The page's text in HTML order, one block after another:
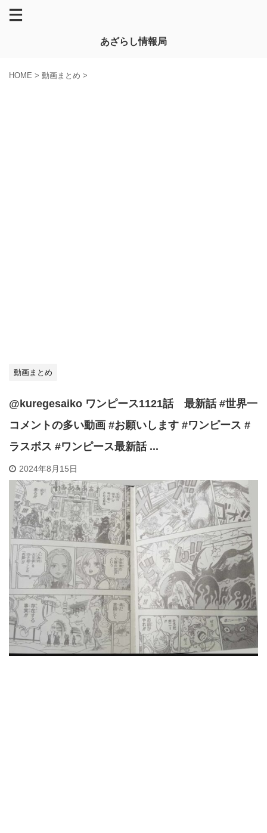
あざらし情報局
HOME > 動画まとめ >
動画まとめ
@kuregesaiko ワンピース1121話 最新話 #世界一
コメントの多い動画 #お願いします #ワンピース #
ラスボス #ワンピース最新話 ...
2024年8月15日